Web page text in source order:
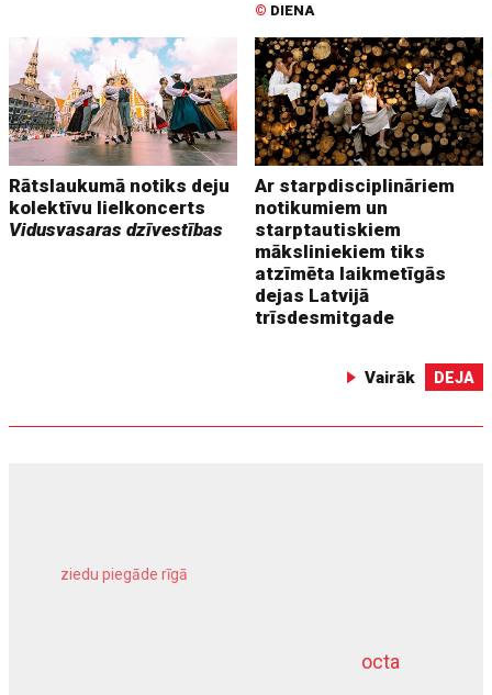
© DIENA
Rātslaukumā notiks deju
kolektīvu lielkoncerts
Vidusvasaras dzīvestības
Ar starpdisciplināriem
notikumiem un
starptautiskiem
māksliniekiem tiks
atzīmēta laikmetīgās
dejas Latvijā
trīsdesmitgade
Vairāk DEJA
octa
ziedu piegāde rīgā
dziļurbums